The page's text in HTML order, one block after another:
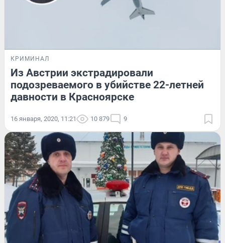
КРИМИНАЛ
Из Австрии экстрадировали
подозреваемого в убийстве 22-летней
давности в Красноярске
16 января, 2020, 11:21 10 879 9